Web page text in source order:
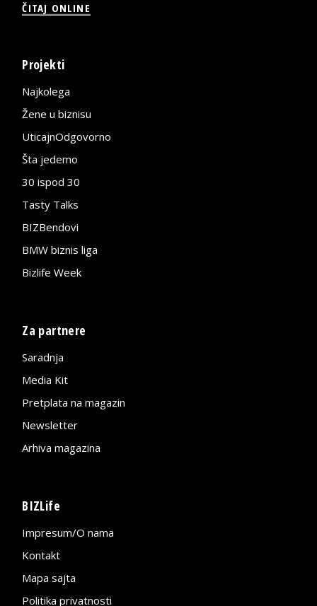
ČITAJ ONLINE
Projekti
Najkolega
Žene u biznisu
UticajnOdgovorno
Šta jedemo
30 ispod 30
Tasty Talks
BIZBendovi
BMW biznis liga
Bizlife Week
Za partnere
Saradnja
Media Kit
Pretplata na magazin
Newsletter
Arhiva magazina
BIZLife
Impresum/O nama
Kontakt
Mapa sajta
Politika privatnosti